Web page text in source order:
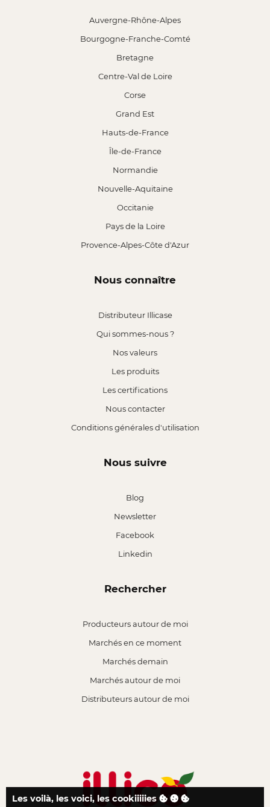
Auvergne-Rhône-Alpes
Bourgogne-Franche-Comté
Bretagne
Centre-Val de Loire
Corse
Grand Est
Hauts-de-France
Île-de-France
Normandie
Nouvelle-Aquitaine
Occitanie
Pays de la Loire
Provence-Alpes-Côte d'Azur
Nous connaître
Distributeur Illicase
Qui sommes-nous ?
Nos valeurs
Les produits
Les certifications
Nous contacter
Conditions générales d'utilisation
Nous suivre
Blog
Newsletter
Facebook
Linkedin
Rechercher
Producteurs autour de moi
Marchés en ce moment
Marchés demain
Marchés autour de moi
Distributeurs autour de moi
Les voilà, les voici, les cookiiiiies